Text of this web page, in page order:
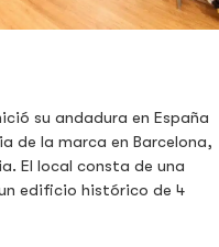
su andadura en España
de la marca en Barcelona,
El local consta de una
edificio histórico de 4